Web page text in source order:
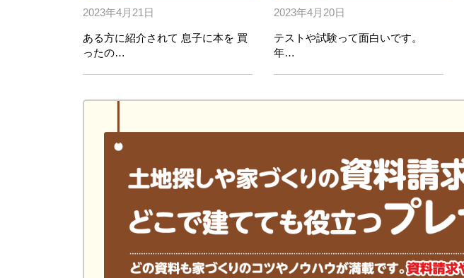
2023年4月21日
ある方に紹介されて 息子に本を 買
ったの…
2023年4月20日
テストや試験って面白いです。
年…